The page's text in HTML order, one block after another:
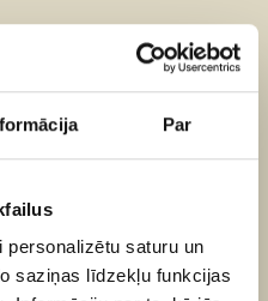
Par
saturu un
saziņas līdzekļu funkcijas
Kamerzālē TĪRS
Mākonītim jau ir zobiņi –
un kopā dosimies zobu
Vai tas notiek kā
kā mājās - īsts teātris!
kā rotaļa - caur sajūtām,